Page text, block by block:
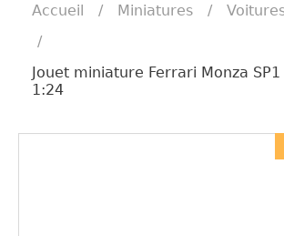
Accueil / Miniatures /
/
Jouet miniature Ferrari Monza
1:24